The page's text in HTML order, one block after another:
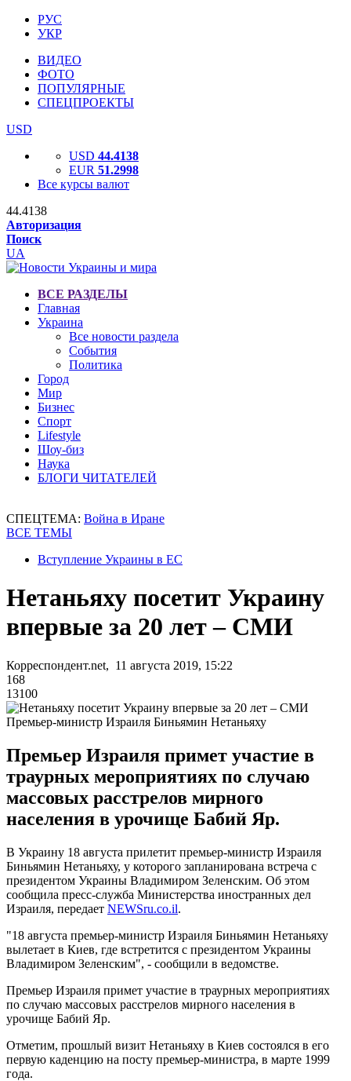
РУС
УКР
ВИДЕО
ФОТО
ПОПУЛЯРНЫЕ
СПЕЦПРОЕКТЫ
USD
USD 44.4138
EUR 51.2998
Все курсы валют
44.4138
Авторизация
Поиск
UA
ВСЕ РАЗДЕЛЫ
Главная
Украина
Все новости раздела
События
Политика
Город
Мир
Бизнес
Спорт
Lifestyle
Шоу-биз
Наука
БЛОГИ ЧИТАТЕЛЕЙ
СПЕЦТЕМА: Война в Иране
ВСЕ ТЕМЫ
Вступление Украины в ЕС
Нетаньяху посетит Украину
впервые за 20 лет – СМИ
Корреспондент.net, 11 августа 2019, 15:22
168
13100
Премьер-министр Израиля Биньямин Нетаньяху
Премьер Израиля примет участие в
траурных мероприятиях по случаю
массовых расстрелов мирного
населения в урочище Бабий Яр.
В Украину 18 августа прилетит премьер-министр Израиля
Биньямин Нетаньяху, у которого запланирована встреча с
президентом Украины Владимиром Зеленским. Об этом
сообщила пресс-служба Министерства иностранных дел
Израиля, передает NEWSru.co.il.
"18 августа премьер-министр Израиля Биньямин Нетаньяху
вылетает в Киев, где встретится с президентом Украины
Владимиром Зеленским", - сообщили в ведомстве.
Премьер Израиля примет участие в траурных мероприятиях
по случаю массовых расстрелов мирного населения в
урочище Бабий Яр.
Отметим, прошлый визит Нетаньяху в Киев состоялся в его
первую каденцию на посту премьер-министра, в марте 1999
года.